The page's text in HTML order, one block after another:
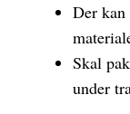
Der
Skal
under